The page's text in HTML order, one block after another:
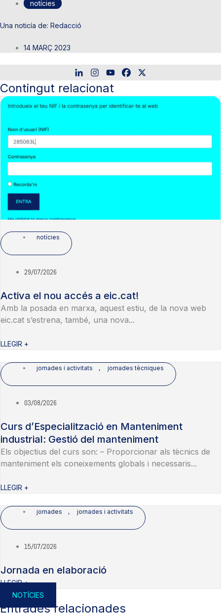
notícies
Redacció
14 MARÇ 2023
Contingut relacionat
notícies
29/07/2026
Activa el nou accés a eic.cat!
Amb la posada en marxa, aquest estiu, de la nova web
eic.cat s’estrena, també, una nova...
LLEGIR +
jornades i activitats , jornades tècniques
03/08/2026
Curs d’Especialització en Manteniment
industrial: Gestió del manteniment
Els objectius del curs son: – Proporcionar als tècnics de
manteniment els coneixements globals i necessaris...
LLEGIR +
jornades , jornades i activitats
15/07/2026
Jornada en elaboració
LLEGIR +
NOTÍCIES
Entrades relacionades